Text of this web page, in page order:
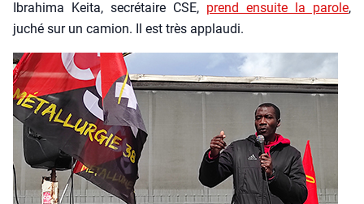
Ibra­hi­ma Kei­ta, secré­taire CSE, prend ensuite la parole,
juché sur un camion. Il est très applau­di.